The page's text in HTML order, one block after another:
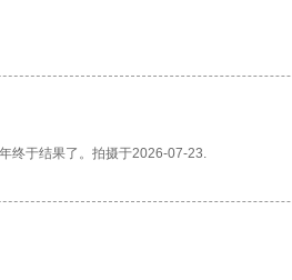
终于结果了。拍摄于2026-07-23.